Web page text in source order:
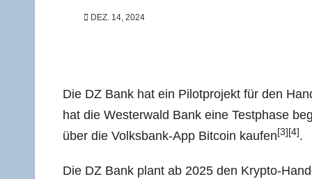
DEZ. 14, 2024
Die DZ Bank hat ein Pilot­pro­jekt für den
hat die Wes­ter­wald Bank eine Test­pha­se
über die Volks­bank-App Bit­co­in kau­fen [3] [4] .
Die DZ Bank plant ab 2025 den Kryp­to-